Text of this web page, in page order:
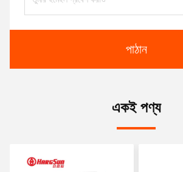
পাঠান
একই পণ্য